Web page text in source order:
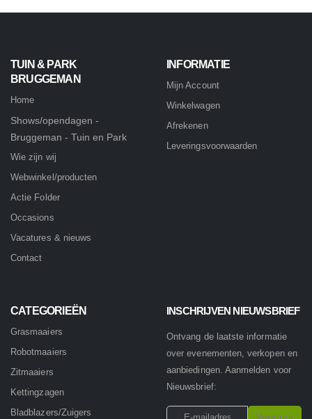
TUIN & PARK
BRUGGEMAN
Home
Shows/opendagen -
Bruggeman - Tuin en Park
Wie zijn wij
Webwinkel/producten
Actie Folder
Occasions
Vacatures & nieuws
Contact
INFORMATIE
Mijn Account
Winkelwagen
Afrekenen
Leveringsvoorwaarden
CATEGORIEËN
Grasmaaiers
Robotmaaiers
Zitmaaiers
Kettingzagen
Bladblazers/Zuigers
INSCHRIJVEN NIEUWSBRIEF
Ontvang de laatste informatie
over evenementen, verkopen en
aanbiedingen. Aanmelden voor
Nieuwsbrief: